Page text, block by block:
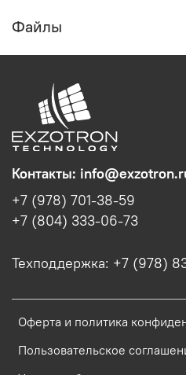
Файлы
Оферта и политика
Пользовательское
Контакты:
+7 (978) 701-38-59
+7 (804) 333-06-73
Техподдержка: +7 (978)